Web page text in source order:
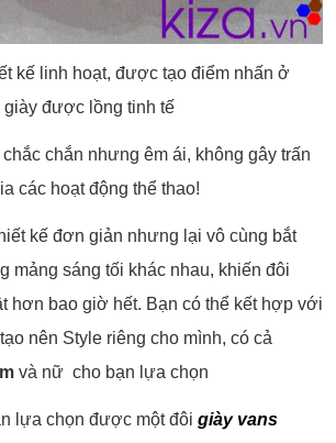
kế linh hoạt, được tạo điểm nhấn ở
được lồng tinh tế
chắn nhưng êm ái, không gây trấn
các hoạt động thể thao!
kế đơn giản nhưng lại vô cùng bắt
mảng sáng tối khác nhau, khiến đôi
hơn bao giờ hết. Bạn có thể kết hợp với
nên Style riêng cho mình, có cả
và nữ cho bạn lựa chọn
lựa chọn được một đôi giày vans